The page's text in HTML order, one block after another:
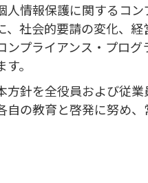
人情報保護に関するコ
、社会的要請の変化、
ンプライアンス・プロ
す。
方針を全役員および従
自の教育と啓発に努め、